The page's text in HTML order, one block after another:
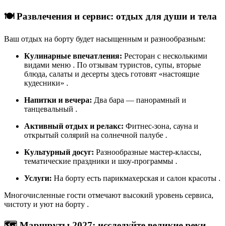
🍽️ Развлечения и сервис: отдых для души и тела
Ваш отдых на борту будет насыщенным и разнообразным:
Кулинарные впечатления: Ресторан с несколькими
видами меню . По отзывам туристов, супы, вторые
блюда, салаты и десерты здесь готовят «настоящие
кудесники» .
Напитки и вечера: Два бара — панорамный и
танцевальный .
Активный отдых и релакс: Фитнес-зона, сауна и
открытый солярий на солнечной палубе .
Культурный досуг: Разнообразные мастер-классы,
тематические праздники и шоу-программы .
Услуги: На борту есть парикмахерская и салон красоты .
Многочисленные гости отмечают высокий уровень сервиса,
чистоту и уют на борту .